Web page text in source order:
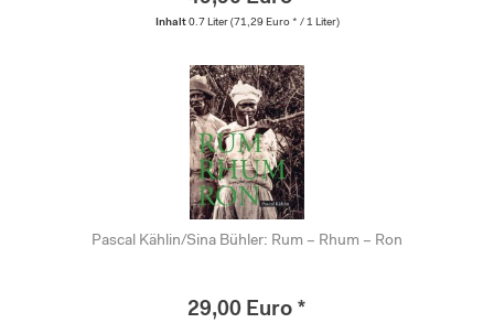
Inhalt 0.7 Liter (71,29 Euro * / 1 Liter)
Pascal Kählin/Sina Bühler: Rum – Rhum – Ron
29,00 Euro *